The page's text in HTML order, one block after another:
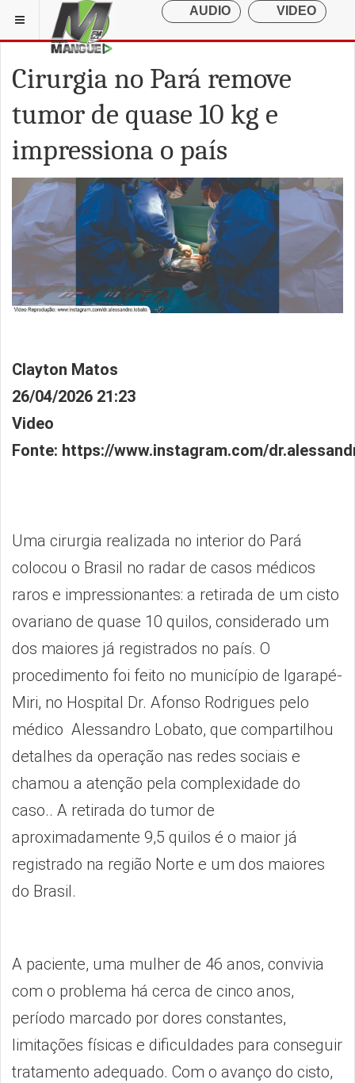
Cirurgia no Pará remove
tumor de quase 10 kg e
impressiona o país
Clayton Matos
26/04/2026 21:23
Video
Fonte: https://www.instagram.com/
Uma cirurgia realizada no interior do Pará
colocou o Brasil no radar de casos médicos
raros e impressionantes: a retirada de um cisto
ovariano de quase 10 quilos, considerado um
dos maiores já registrados no país. O
procedimento foi feito no município de Igarapé-
Miri, no Hospital Dr. Afonso Rodrigues pelo
médico Alessandro Lobato, que compartilhou
detalhes da operação nas redes sociais e
chamou a atenção pela complexidade do
caso.. A retirada do tumor de
aproximadamente 9,5 quilos é o maior já
registrado na região Norte e um dos maiores
do Brasil.
A paciente, uma mulher de 46 anos, convivia
com o problema há cerca de cinco anos,
período marcado por dores constantes,
limitações físicas e dificuldades para conseguir
tratamento adequado. Com o avanço do cisto,